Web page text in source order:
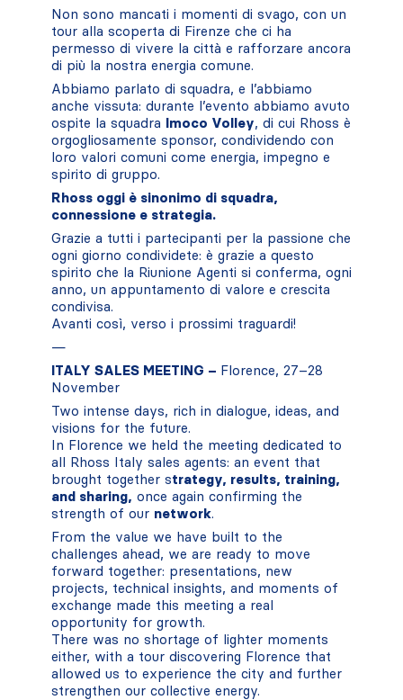
Non sono mancati i momenti di svago, con un
tour alla scoperta di Firenze che ci ha
permesso di vivere la città e rafforzare ancora
di più la nostra energia comune.
Abbiamo parlato di squadra, e l’abbiamo
anche vissuta: durante l’evento abbiamo avuto
ospite la squadra Imoco Volley, di cui Rhoss è
orgogliosamente sponsor, condividendo con
loro valori comuni come energia, impegno e
spirito di gruppo.
Rhoss oggi è sinonimo di squadra,
connessione e strategia.
Grazie a tutti i partecipanti per la passione che
ogni giorno condividete: è grazie a questo
spirito che la Riunione Agenti si conferma, ogni
anno, un appuntamento di valore e crescita
condivisa.
Avanti così, verso i prossimi traguardi!
—
ITALY SALES MEETING – Florence, 27–28
November
Two intense days, rich in dialogue, ideas, and
visions for the future.
In Florence we held the meeting dedicated to
all Rhoss Italy sales agents: an event that
brought together strategy, results, training,
and sharing, once again confirming the
strength of our network.
From the value we have built to the
challenges ahead, we are ready to move
forward together: presentations, new
projects, technical insights, and moments of
exchange made this meeting a real
opportunity for growth.
There was no shortage of lighter moments
either, with a tour discovering Florence that
allowed us to experience the city and further
strengthen our collective energy.